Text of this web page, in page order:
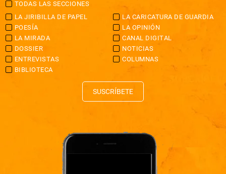
TODAS LAS SECCIONES
LA JIRIBILLA DE PAPEL
LA CARICATURA DE GUARDIA
POESÍA
LA OPINIÓN
LA MIRADA
CANAL DIGITAL
DOSSIER
NOTICIAS
ENTREVISTAS
COLUMNAS
BIBLIOTECA
SUSCRÍBETE